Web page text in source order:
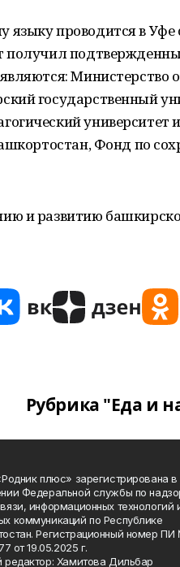
проводится в Уфе
получил
Министерство
государственный
Фонд по
и развитию
Рубрика "Еда и
плюс» зарегистрирована в
Федеральной службы по
информационных технологий
коммуникаций по Республике
Регистрационный номер
от 19.05.2025 г.
редактор: Хамитова Дильбар